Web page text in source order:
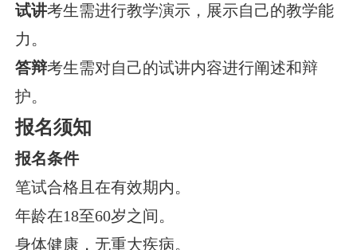
试讲考生需进行教学演示，展示自己的教学能
力。
答辩考生需对自己的试讲内容进行阐述和辩
护。
报名须知
报名条件
笔试合格且在有效期内。
年龄在18至60岁之间。
身体健康，无重大疾病。